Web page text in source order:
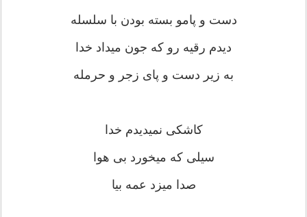
دست و پامو بسته بودن با سلسله
دیدم رقیه رو که جون میداد خدا
به زیر دست و پای زجر و حرمله
کاشکی نمیدیدم خدا
سیلی که میخورد بی هوا
صدا میزد عمه بیا